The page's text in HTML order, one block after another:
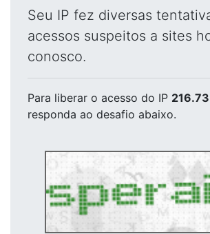
Seu IP fez diversas
acessos suspeitos a sites
conosco.
Para liberar o acesso do IP
responda ao desafio abaixo.